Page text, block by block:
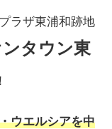
ラザ東浦和跡地
ンタウン東
ウエルシアを中